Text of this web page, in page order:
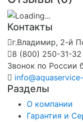
Контакты
г.Владимир, 2-й
8 (800) 250-31-
Звонок по России
Разделы
О компании
Гарантия и